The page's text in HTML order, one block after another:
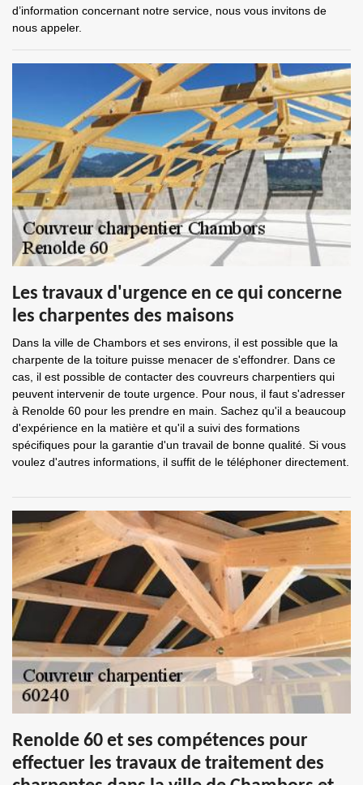
d’information concernant notre service, nous vous invitons de
nous appeler.
Les travaux d'urgence en ce qui concerne
les charpentes des maisons
Dans la ville de Chambors et ses environs, il est possible que la
charpente de la toiture puisse menacer de s'effondrer. Dans ce
cas, il est possible de contacter des couvreurs charpentiers qui
peuvent intervenir de toute urgence. Pour nous, il faut s'adresser
à Renolde 60 pour les prendre en main. Sachez qu'il a beaucoup
d'expérience en la matière et qu'il a suivi des formations
spécifiques pour la garantie d'un travail de bonne qualité. Si vous
voulez d'autres informations, il suffit de le téléphoner directement.
Renolde 60 et ses compétences pour
effectuer les travaux de traitement des